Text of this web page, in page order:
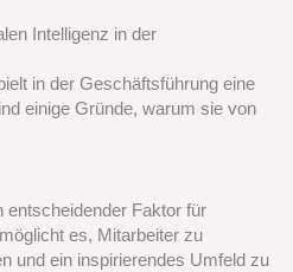
Intelligenz in der
in der Geschäftsführung eine
einige Gründe, warum sie von
entscheidender Faktor für
es, Mitarbeiter zu
und ein inspirierendes Umfeld zu